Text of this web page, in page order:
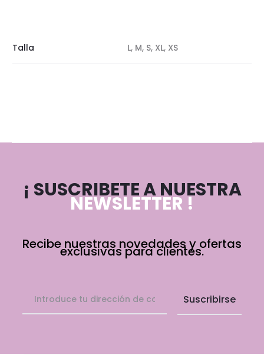
Talla L, M, S, XL, XS
¡ SUSCRIBETE A NUESTRA
NEWSLETTER !
Recibe nuestras novedades y ofertas
exclusivas para clientes.